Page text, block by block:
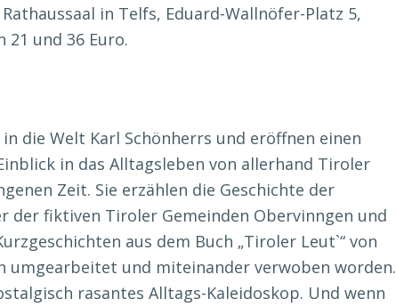
in Telfs, Eduard-Wallnöfer-Platz 5,
und 36 Euro.
die Welt Karl Schönherrs und eröffnen einen
in das Alltagsleben von allerhand Tiroler
Zeit. Sie erzählen die Geschichte der
der fiktiven Tiroler Gemeinden Obervinngen und
aus dem Buch „Tiroler Leut`“ von
umgearbeitet und miteinander verwoben worden.
rasantes Alltags-Kaleidoskop. Und wenn